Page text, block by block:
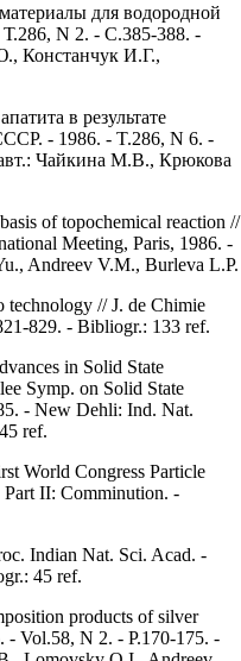
для водородной
N 2. - С.385-388. -
Констанчук И.Г.,
в результате
- 1986. - T.286, N 6. -
Чайкина М.В., Крюкова
of topochemical reaction //
Meeting, Paris, 1986. -
Andreev V.M., Burleva L.P.
technology // J. de Chimie
829. - Bibliogr.: 133 ref.
in Solid State
Symp. on Solid State
- New Dehli: Ind. Nat.
ref.
World Congress Particle
II: Comminution. -
Indian Nat. Sci. Acad. -
45 ref.
products of silver
- Vol.58, N 2. - P.170-175. -